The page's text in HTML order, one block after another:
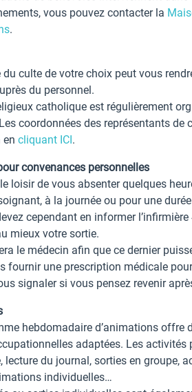
vous pouvez contacter la
.
du culte de votre choix peut vous
du personnel.
catholique est régulièrement
coordonnées des représentants de
cliquant ICI.
convenances personnelles
loisir de vous absenter quelques
à la journée ou pour une
cependant en informer l’infirmière
mieux votre sortie.
le médecin afin que ce dernier
fournir une prescription médicale
signaler si vous pensez revenir
hebdomadaire d’animations offre
adaptées. Les activités
lecture du journal, sorties en groupe,
individuelles…